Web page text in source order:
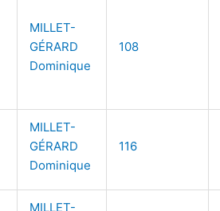
MILLET-
GÉRARD
Dominique
108
MILLET-
GÉRARD
Dominique
116
MILLET-